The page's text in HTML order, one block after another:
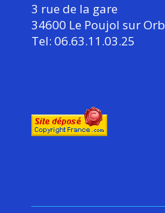
3 rue de la gare
34600 Le Poujol sur Orb
Tel: 06.63.11.03.25